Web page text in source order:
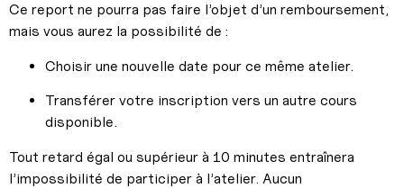
Ce report ne pourra pas faire l’objet d’un remboursement,
mais vous aurez la possibilité de :
Choisir une nouvelle date pour ce même atelier.
Transférer votre inscription vers un autre cours
disponible.
Tout retard égal ou supérieur à 10 minutes entraînera
l’impossibilité de participer à l’atelier. Aucun